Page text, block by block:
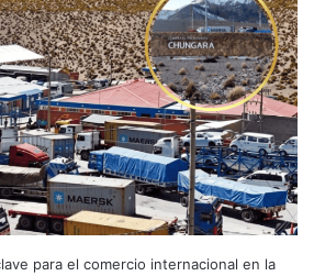
para el comercio internacional en la